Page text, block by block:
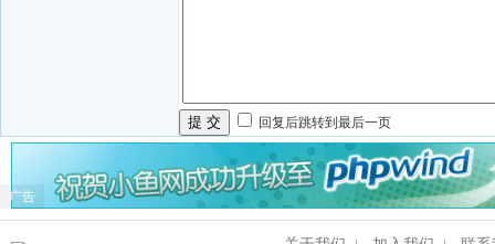
提 交 回复后跳转到最后一页
广告